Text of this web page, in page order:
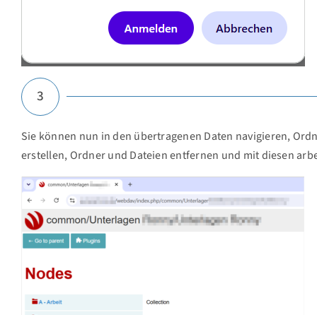
3
Sie können nun in den übertragenen Daten navigieren,
erstellen, Ordner und Dateien entfernen und mit diesen